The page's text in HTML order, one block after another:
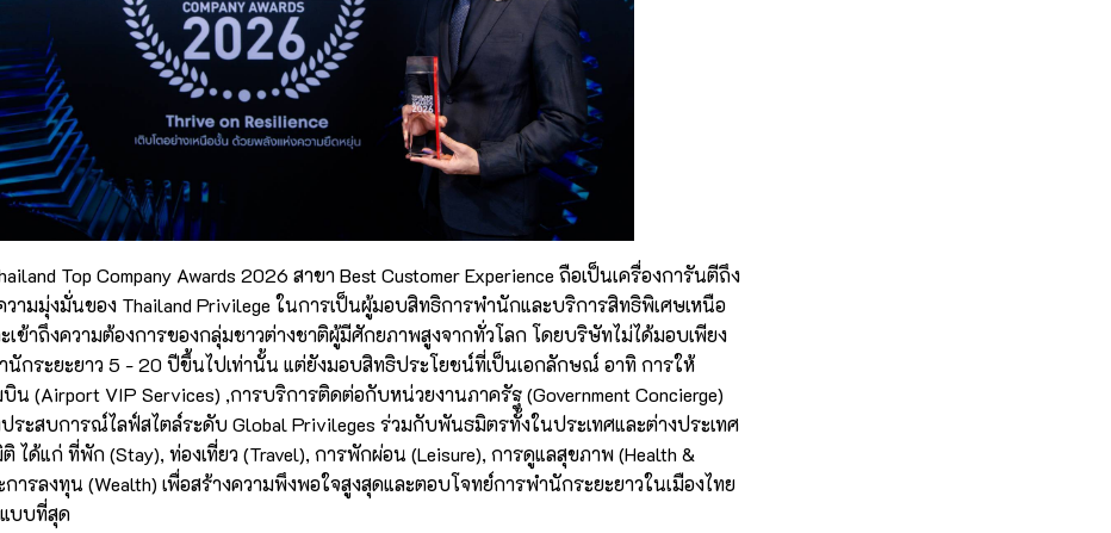
Top Company Awards 2026 สาขา Best Customer Experience ถือเป็นเครื่องการันตีถึง
วามมุ่งมั่นของ Thailand Privilege ในการเป็นผู้มอบสิทธิการพำนักและบริการสิทธิพิเศษเหนือ
เข้าถึงความต้องการของกลุ่มชาวต่างชาติผู้มีศักยภาพสูงจากทั่วโลก โดยบริษัทไม่ได้มอบเพียง
นักระยะยาว 5 - 20 ปีขึ้นไปเท่านั้น แต่ยังมอบสิทธิประโยชน์ที่เป็นเอกลักษณ์ อาทิ การให้
(Airport VIP Services) ,การบริการติดต่อกับหน่วยงานภาครัฐ (Government Concierge)
ระสบการณ์ไลฟ์สไตล์ระดับ Global Privileges ร่วมกับพันธมิตรทั้งในประเทศและต่างประเทศ
ได้แก่ ที่พัก (Stay), ท่องเที่ยว (Travel), การพักผ่อน (Leisure), การดูแลสุขภาพ (Health &
การลงทุน (Wealth) เพื่อสร้างความพึงพอใจสูงสุดและตอบโจทย์การพำนักระยะยาวในเมืองไทย
แบบที่สุด